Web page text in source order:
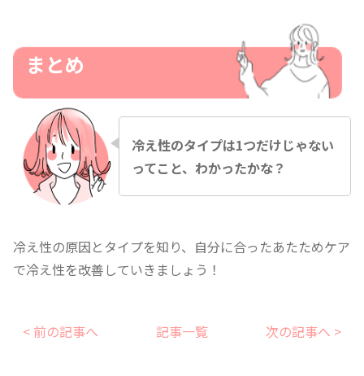
まとめ
冷え性のタイプは1つだけじゃない
ってこと、わかったかな？
冷え性の原因とタイプを知り、自分に合ったあたためケア
で冷え性を改善していきましょう！
< 前の記事へ 記事一覧 次の記事へ >